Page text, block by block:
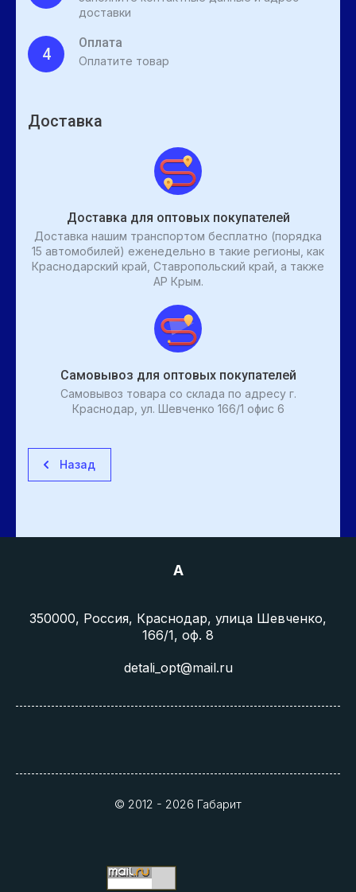
доставки
4
Оплата
Оплатите товар
Доставка
Доставка для оптовых покупателей
Доставка нашим транспортом бесплатно (порядка
15 автомобилей) еженедельно в такие регионы, как
Краснодарский край, Ставропольский край, а также
АР Крым.
Самовывоз для оптовых покупателей
Самовывоз товара со склада по адресу г.
Краснодар, ул. Шевченко 166/1 офис 6
Назад
A
350000, Россия, Краснодар, улица Шевченко,
166/1, оф. 8
detali_opt@mail.ru
© 2012 - 2026 Габарит